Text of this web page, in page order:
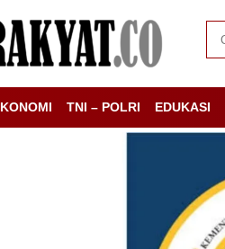
TNI – POLRI EDUKASI